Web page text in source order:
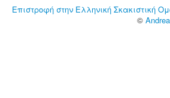
Επιστροφή στην Ελληνική Σκακιστική
©